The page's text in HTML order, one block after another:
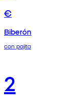
€
Biberón
con pajita
2